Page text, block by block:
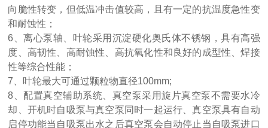
向脆性转变，但低温冲击值较高，且有一定的抗温度急性变
和耐蚀性 ；
6、离心泵轴、叶轮采用沉淀硬化奥氏体不锈钢，具有高强
度、高韧性、高耐蚀性、高抗氧化性和良好的成型性、焊接
性等综合性能；
7、 叶轮最大可通过颗粒物直径100mm;
8、 配置真空辅助系统、真空泵采用旋片真空泵不需要水冷
却、开机时自吸泵与真空泵同时一起运行、真空泵具有自动
启停功能当自吸泵出水之后真空泵会自动停止当自吸泵进口